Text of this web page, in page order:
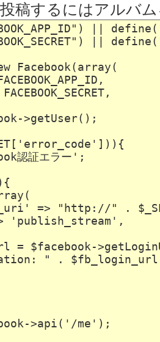
稿するにはアルバ
||
||
Facebook(array(
>getUser();
認証エラー';
=> "http://" .
'publish_stream',
= $facebook-
" .
>api('/me');